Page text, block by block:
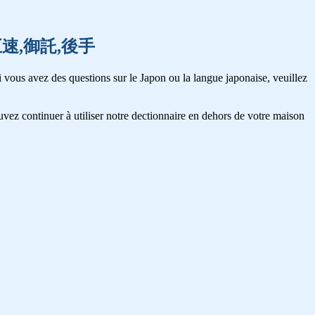
,御託,後手
avez des questions sur le Japon ou la langue japonaise, veuillez
continuer à utiliser notre dectionnaire en dehors de votre maison